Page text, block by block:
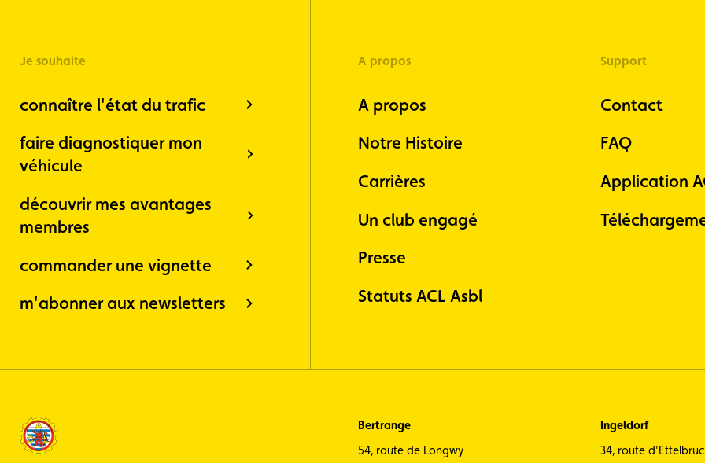
Je souhaite
connaître l'état du trafic
faire diagnostiquer mon
véhicule
découvrir mes avantages
membres
commander une vignette
m'abonner aux newsletters
A propos
A propos
Notre Histoire
Carrières
Un club engagé
Presse
Statuts ACL Asbl
Support
Contact
FAQ
Application
Bertrange
54, route de Longwy
Ingeldorf
34, route